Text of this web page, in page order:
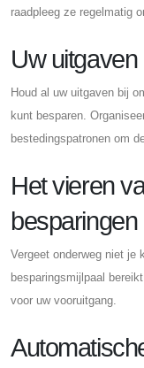
raadpleeg ze regelmatig
Uw
Houd al uw uitgaven bij
kunt besparen.
bestedingspatronen om
Het vieren
besparingen
Vergeet onderweg niet je
besparingsmijlpaal
voor uw vooruitgang.